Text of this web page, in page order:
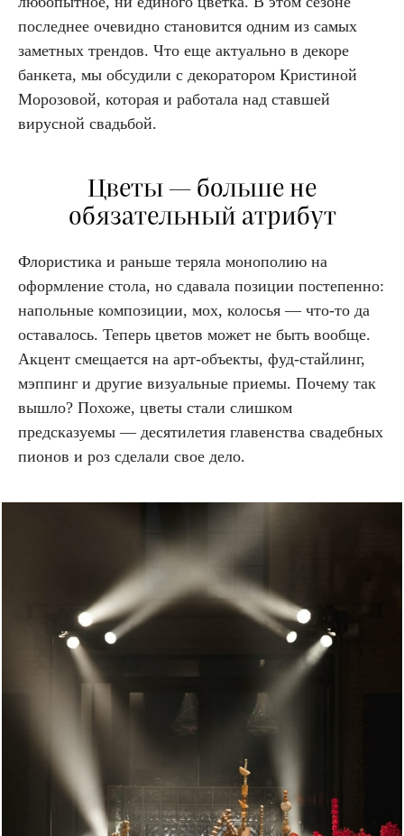
последнее очевидно становится одним из самых
заметных трендов. Что еще актуально в декоре
банкета, мы обсудили с декоратором Кристиной
Морозовой, которая и работала над ставшей
вирусной свадьбой.
Цветы — больше не
обязательный атрибут
Флористика и раньше теряла монополию на
оформление стола, но сдавала позиции постепенно:
напольные композиции, мох, колосья — что-то да
оставалось. Теперь цветов может не быть вообще.
Акцент смещается на арт-объекты, фуд-стайлинг,
мэппинг и другие визуальные приемы. Почему так
вышло? Похоже, цветы стали слишком
предсказуемы — десятилетия главенства свадебных
пионов и роз сделали свое дело.